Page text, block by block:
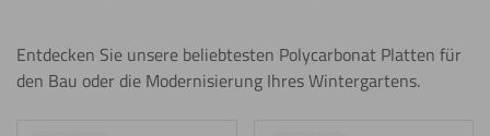
Empfohlene
Produkte
Entdecken Sie unsere beliebtesten Polycarbonat Platten für
den Bau oder die Modernisierung Ihres Wintergartens.